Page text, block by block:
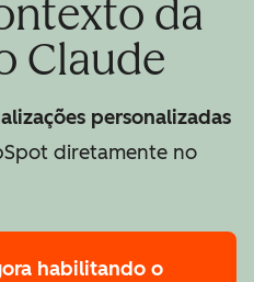
da
Claude
personalizadas
diretamente no
habilitando o